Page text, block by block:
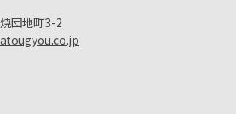
団地町3-2